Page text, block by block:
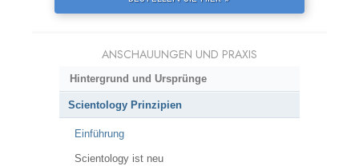
ANSCHAUUNGEN UND PRAXIS
Hintergrund und Ursprünge
Scientology Prinzipien
Einführung
Scientology ist neu